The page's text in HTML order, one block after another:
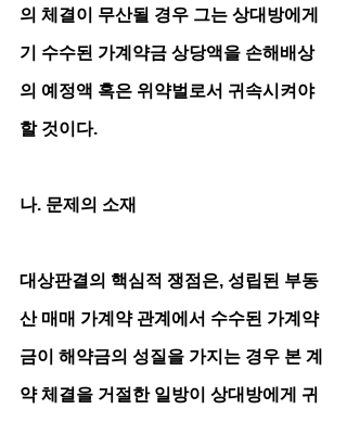
의 체결이 무산될 경우 그는 상대방에게
기 수수된 가계약금 상당액을 손해배상
의 예정액 혹은 위약벌로서 귀속시켜야
할 것이다.
나. 문제의 소재
대상판결의 핵심적 쟁점은, 성립된 부동
산 매매 가계약 관계에서 수수된 가계약
금이 해약금의 성질을 가지는 경우 본 계
약 체결을 거절한 일방이 상대방에게 귀